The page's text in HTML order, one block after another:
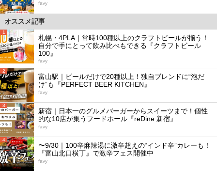
favy
オススメ記事
1
札幌・4PLA｜常時100種以上のクラフトビールが揃う！
自分で手にとって飲み比べもできる『クラフトビール
100』
favy
2
富山駅｜ビールだけで20種以上！独自ブレンドに“泡だ
け”も『PERFECT BEER KITCHEN』
favy
3
新宿｜日本一のグルメバーガーからスイーツまで！個性
的な10店が集うフードホール『reDine 新宿』
favy
4
〜9/30｜100辛麻辣湯に激辛超えの“インド辛”カレーも！
『富山北口横丁』で激辛フェス開催中
favy